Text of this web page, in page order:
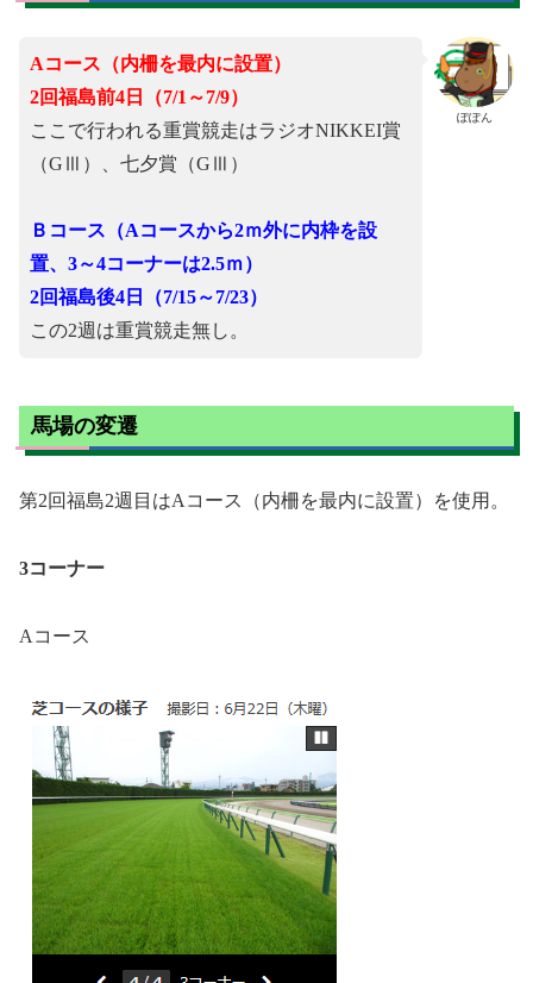
ぽぽん
Aコース（内柵を最内に設置）
2回福島前4日（7/1～7/9）
ここで行われる重賞競走はラジオNIKKEI賞
（GⅢ）、七夕賞（GⅢ）
Ｂコース（Aコースから2ｍ外に内枠を設
置、3～4コーナーは2.5ｍ）
2回福島後4日（7/15～7/23）
この2週は重賞競走無し。
馬場の変遷
第2回福島2週目はAコース（内柵を最内に設置）を使用。
3コーナー
Aコース